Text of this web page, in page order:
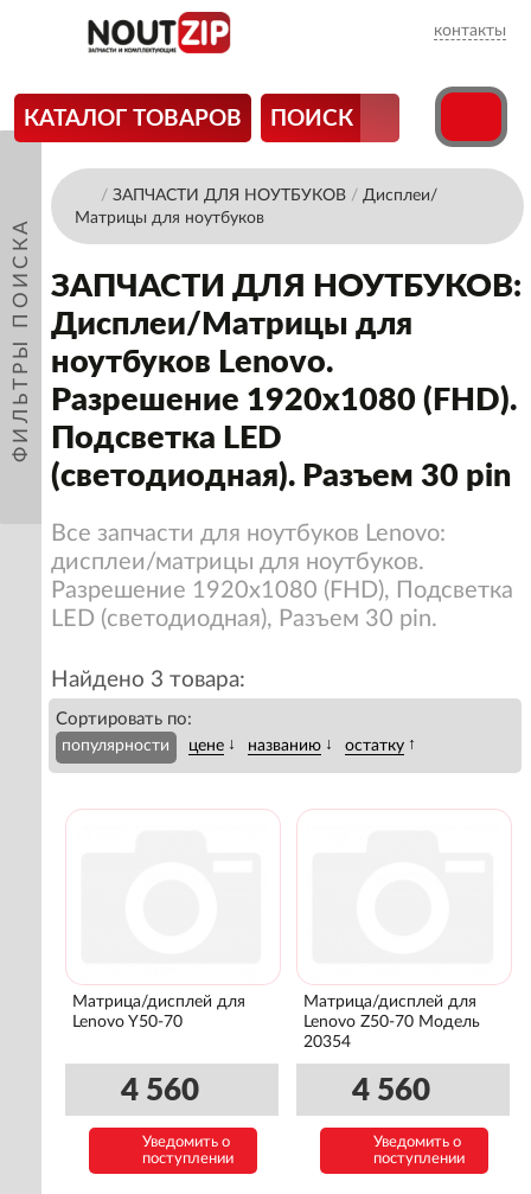
контакты
КАТАЛОГ ТОВАРОВ ПОИСК
ФИЛЬТРЫ ПОИСКА
/ ЗАПЧАСТИ ДЛЯ НОУТБУКОВ / Дисплеи/
Матрицы для ноутбуков
ЗАПЧАСТИ ДЛЯ НОУТБУКОВ:
Дисплеи/Матрицы для
ноутбуков Lenovo.
Разрешение 1920x1080 (FHD).
Подсветка LED
(светодиодная). Разъем 30 pin
Все запчасти для ноутбуков Lenovo:
дисплеи/матрицы для ноутбуков.
Разрешение 1920x1080 (FHD), Подсветка
LED (светодиодная), Разъем 30 pin.
Найдено 3 товара:
Сортировать по:
популярности цене ↓ названию ↓ остатку ↑
Матрица/дисплей для
Lenovo Y50-70
4 560
Уведомить о
поступлении
Матрица/дисплей для
Lenovo Z50-70 Модель
20354
4 560
Уведомить о
поступлении